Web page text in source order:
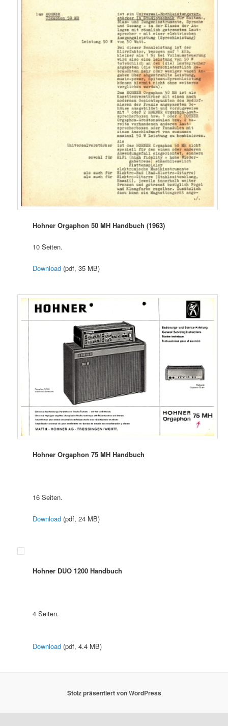
Hohner Orgaphon 50 MH Handbuch (1963)
10 Seiten.
Download (pdf, 35 MB)
Hohner Orgaphon 75 MH Handbuch
16 Seiten.
Download (pdf, 24 MB)
Hohner DUO 1200 Handbuch
4 Seiten.
Download (pdf, 4.4 MB)
Stolz präsentiert von WordPress